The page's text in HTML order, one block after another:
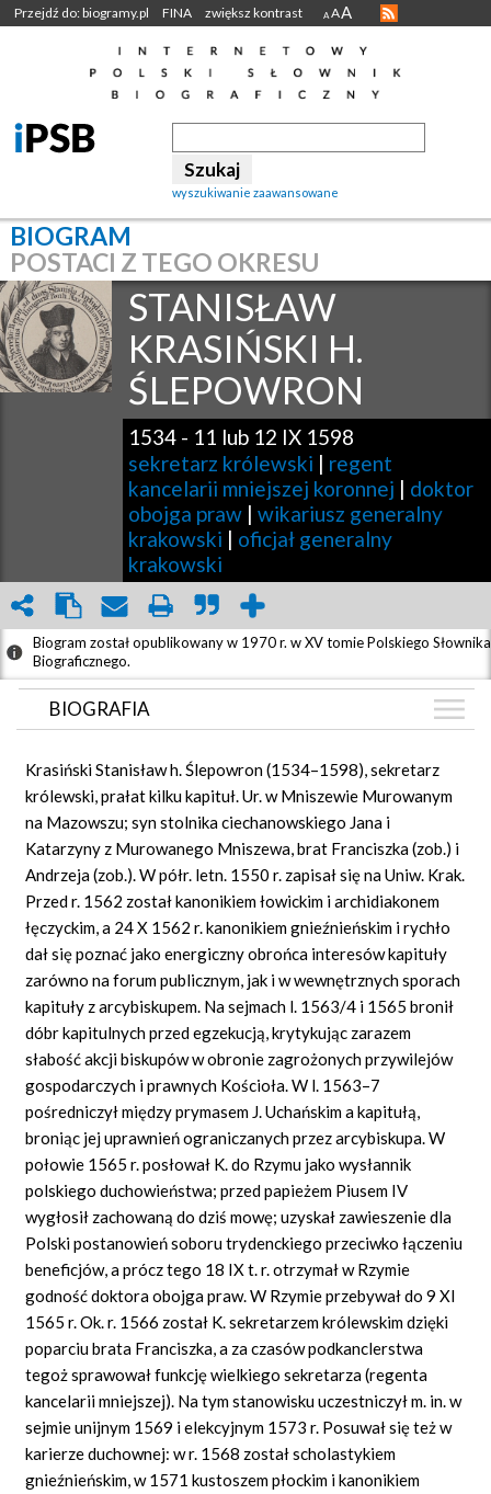
Przejdź do: biogramy.pl FINA zwiększ kontrast A AA
wyszukiwanie zaawansowane
BIOGRAM
POSTACI Z TEGO OKRESU
STANISŁAW
KRASIŃSKI H.
ŚLEPOWRON
1534 - 11 lub 12 IX 1598
sekretarz królewski | regent
kancelarii mniejszej koronnej | doktor
obojga praw | wikariusz generalny
krakowski | oficjał generalny
krakowski
Biogram został opublikowany w 1970 r. w XV tomie Polskiego Słownika
Biograficznego.
BIOGRAFIA
GRAF POWIĄZAŃ
DYSKUSJA
Mapa
Krasiński Stanisław h. Ślepowron (1534–1598), sekretarz
królewski, prałat kilku kapituł. Ur. w Mniszewie Murowanym
na Mazowszu; syn stolnika ciechanowskiego Jana i
Katarzyny z Murowanego Mniszewa, brat Franciszka (zob.) i
Andrzeja (zob.). W półr. letn. 1550 r. zapisał się na Uniw. Krak.
Przed r. 1562 został kanonikiem łowickim i archidiakonem
łęczyckim, a 24 X 1562 r. kanonikiem gnieźnieńskim i rychło
dał się poznać jako energiczny obrońca interesów kapituły
zarówno na forum publicznym, jak i w wewnętrznych sporach
kapituły z arcybiskupem. Na sejmach l. 1563/4 i 1565 bronił
dóbr kapitulnych przed egzekucją, krytykując zarazem
słabość akcji biskupów w obronie zagrożonych przywilejów
gospodarczych i prawnych Kościoła. W l. 1563–7
pośredniczył między prymasem J. Uchańskim a kapitułą,
broniąc jej uprawnień ograniczanych przez arcybiskupa. W
połowie 1565 r. posłował K. do Rzymu jako wysłannik
polskiego duchowieństwa; przed papieżem Piusem IV
wygłosił zachowaną do dziś mowę; uzyskał zawieszenie dla
Polski postanowień soboru trydenckiego przeciwko łączeniu
beneficjów, a prócz tego 18 IX t. r. otrzymał w Rzymie
godność doktora obojga praw. W Rzymie przebywał do 9 XI
1565 r. Ok. r. 1566 został K. sekretarzem królewskim dzięki
poparciu brata Franciszka, a za czasów podkanclerstwa
tegoż sprawował funkcję wielkiego sekretarza (regenta
kancelarii mniejszej). Na tym stanowisku uczestniczył m. in. w
sejmie unijnym 1569 i elekcyjnym 1573 r. Posuwał się też w
karierze duchownej: w r. 1568 został scholastykiem
gnieźnieńskim, w 1571 kustoszem płockim i kanonikiem